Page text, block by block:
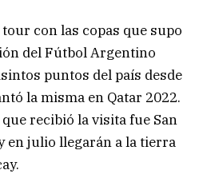
con las copas que supo
del Fútbol Argentino
puntos del país desde
la misma en Qatar 2022.
recibió la visita fue San
en julio llegarán a la tierra